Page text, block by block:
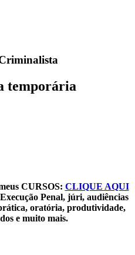
temporária
CURSOS: CLIQUE AQUI
Penal, júri, audiências
oratória, produtividade,
e muito mais.